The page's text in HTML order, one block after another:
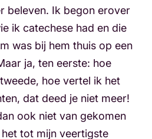
beleven. Ik begon erover
ik catechese had en die
was bij hem thuis op een
ja, ten eerste: hoe
hoe vertel ik het
dat deed je niet meer!
ook niet van gekomen
tot mijn veertigste